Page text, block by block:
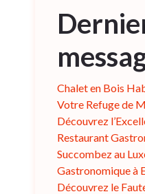
Chalet en Bois
Votre Refuge de
Découvrez
Restaurant
Succombez au
Gastronomique à
Découvrez le